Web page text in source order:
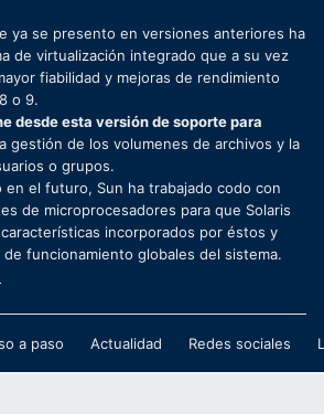
ya se presento en versiones anteriores ha
de virtualización integrado que a su vez
fiabilidad y mejoras de rendimiento
o 9.
desde esta versión de soporte para
gestión de los volumenes de archivos y la
o grupos.
en el futuro, Sun ha trabajado codo con
de microprocesadores para que Solaris
incorporados por éstos y
funcionamiento globales del sistema.
a paso Actualidad Redes sociales